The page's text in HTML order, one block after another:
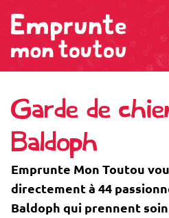
Garde de
Baldoph
Emprunte Mon Toutou
directement à 44
Baldoph qui prennent